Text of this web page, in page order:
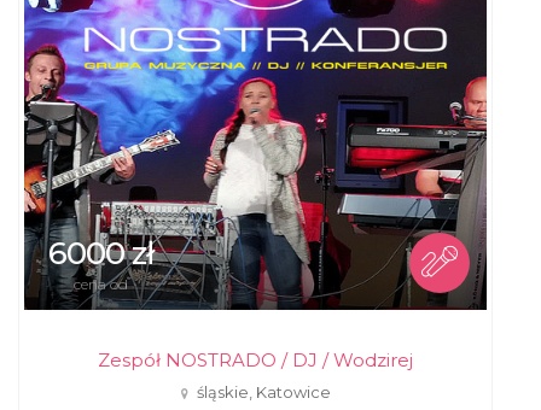
6000 zł
cena od
Zespół NOSTRADO / DJ / Wodzirej
śląskie, Katowice